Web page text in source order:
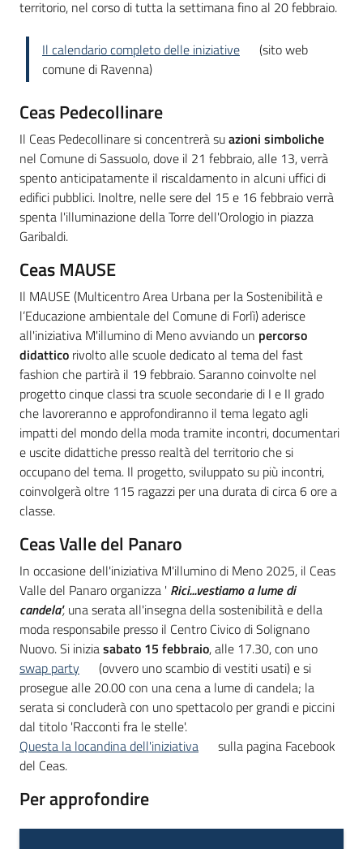
territorio, nel corso di tutta la settimana fino al 20 febbraio.
Il calendario completo delle iniziative
(sito web
comune di Ravenna)
Ceas Pedecollinare
Il Ceas Pedecollinare si concentrerà suazioni simboliche
nel Comune di Sassuolo, dove il 21 febbraio, alle 13, verrà
spento anticipatamente il riscaldamento in alcuni uffici di
edifici pubblici. Inoltre, nelle sere del 15 e 16 febbraio verrà
spenta l'illuminazione della Torre dell'Orologio in piazza
Garibaldi.
Ceas MAUSE
Il MAUSE (Multicentro Area Urbana per la Sostenibilità e
l’Educazione ambientale del Comune di Forlì) aderisce
all'iniziativa M'illumino di Meno avviando un percorso
didattico rivolto alle scuole dedicato al tema del fast
fashion che partirà il 19 febbraio. Saranno coinvolte nel
progetto cinque classi tra scuole secondarie di I e II grado
che lavoreranno e approfondiranno il tema legato agli
impatti del mondo della moda tramite incontri, documentari
e uscite didattiche presso realtà del territorio che si
occupano del tema. Il progetto, sviluppato su più incontri,
coinvolgerà oltre 115 ragazzi per una durata di circa 6 ore a
classe.
Ceas Valle del Panaro
In occasione dell'iniziativa M'illumino di Meno 2025, il Ceas
Valle del Panaro organizza ' Rici...vestiamo a lume di
candela', una serata all'insegna della sostenibilità e della
moda responsabile presso il Centro Civico di Solignano
Nuovo. Si iniziasabato 15 febbraio, alle 17.30, con uno
swap party
(ovvero uno scambio di vestiti usati) e si
prosegue alle 20.00 con una cena a lume di candela; la
serata si concluderà con uno spettacolo per grandi e piccini
dal titolo 'Racconti fra le stelle'.
Questa la locandina dell'iniziativa
sulla pagina Facebook
del Ceas.
Per approfondire